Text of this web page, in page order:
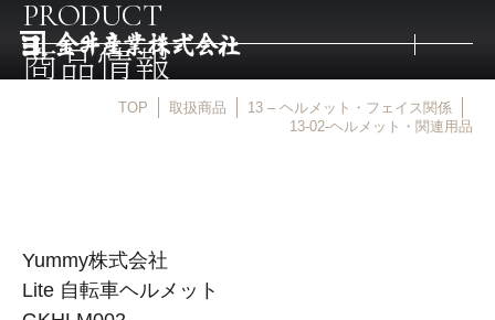
取扱メーカー
PRODUCT
商品情報
TOP 取扱商品
13 – ヘルメット・フェイス関係
13-02-ヘルメット・関連用品
Yummy株式会社
Lite 自転車ヘルメット